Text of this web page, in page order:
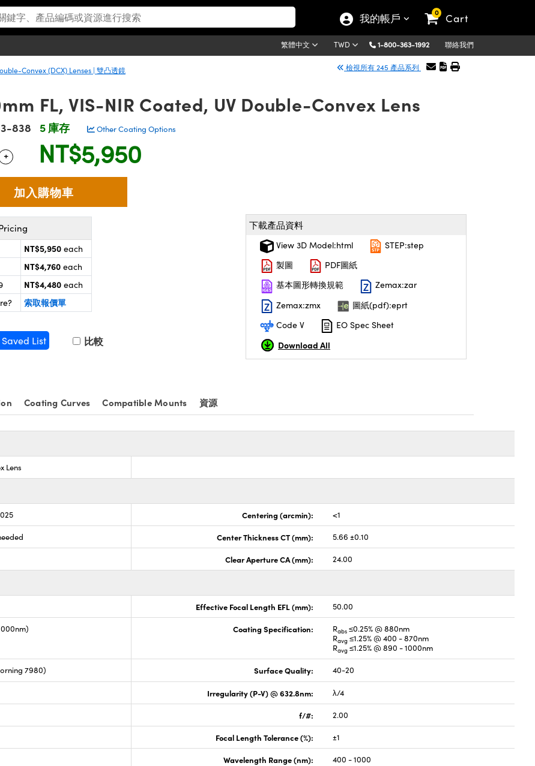
我的帳戶 0 Cart
繁體中文 TWD 1-800-363-1992 聯絡我們
Convex (DCX) Lenses | 雙凸透鏡
檢視所有 245 產品系列
FL, VIS-NIR Coated, UV Double-Convex Lens
838 5 庫存 Other Coating Options
the plus and minus buttons to adjust the quantity.
+ NT$5,950
NT$5,950 each
NT$4,760 each
NT$4,480 each
索取報價單
List 比較
下載產品資料
View 3D Model:html
STEP:step
製圖
PDF圖紙
基本圖形轉換規範
Zemax:zar
Zemax:zmx
圖紙(pdf):eprt
Code V
EO Spec Sheet
Download All
Coating Curves Compatible Mounts 資源
Lens
Centering (arcmin): <1
Center Thickness CT (mm): 5.66 ±0.10
Clear Aperture CA (mm): 24.00
Effective Focal Length EFL (mm): 50.00
Coating Specification: Rabs ≤0.25% @ 880nm
Ravg ≤1.25% @ 400 - 870nm
Ravg ≤1.25% @ 890 - 1000nm
7980) Surface Quality: 40-20
Irregularity (P-V) @ 632.8nm: λ/4
f/#: 2.00
Focal Length Tolerance (%): ±1
Wavelength Range (nm): 400 - 1000